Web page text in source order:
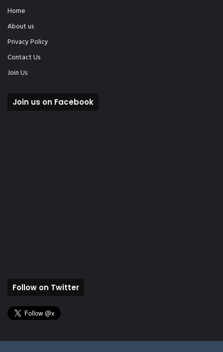
Home
About us
Privacy Policy
Contact Us
Join Us
Join us on Facebook
Follow on Twitter